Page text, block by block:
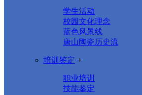
学生活动
校园文化理念
蓝色风景线
唐山陶瓷历史流
培训鉴定 +
职业培训
技能鉴定